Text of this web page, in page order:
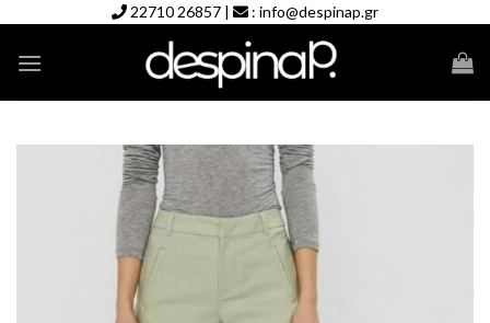
content
22710 26857 | : info@despinap.gr